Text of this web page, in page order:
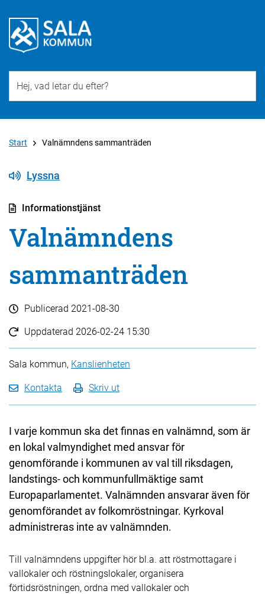
Start Valnämndens sammanträden
Lyssna
Informationstjänst
Valnämndens
sammanträden
Publicerad 2021-08-30
Uppdaterad 2026-02-24 15:30
Sala kommun, Kanslienheten
Kontakta Skriv ut
I varje kommun ska det finnas en valnämnd, som är
en lokal valmyndighet med ansvar för
genomförande i kommunen av val till riksdagen,
landstings- och kommunfullmäktige samt
Europaparlamentet. Valnämnden ansvarar även för
genomförandet av folkomröstningar. Kyrkoval
administreras inte av valnämnden.
Till valnämndens uppgifter hör bl.a. att röstmottagare i
vallokaler och röstningslokaler, organisera
förtidsröstningen, ordna med vallokaler och